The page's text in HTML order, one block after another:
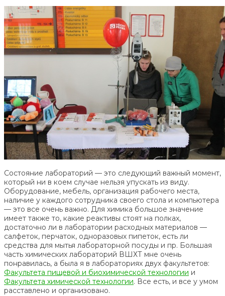
Состояние лабораторий — это следующий важный момент,
который ни в коем случае нельзя упускать из виду.
Оборудование, мебель, организация рабочего места,
наличие у каждого сотрудника своего стола и компьютера
— это все очень важно. Для химика большое значение
имеет также то, какие реактивы стоят на полках,
достаточно ли в лаборатории расходных материалов —
салфеток, перчаток, одноразовых пипеток, есть ли
средства для мытья лабораторной посуды и пр. Большая
часть химических лабораторий ВШХТ мне очень
понравилась, а была я в лабораториях двух факультетов:
Факультета пищевой и биохимической технологии и
Факультета химической технологии. Все есть, и все у умом
расставлено и организовано.